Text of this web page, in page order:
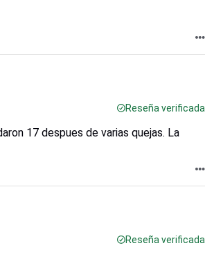
Reseña verificada
17 despues de varias quejas. La
Reseña verificada